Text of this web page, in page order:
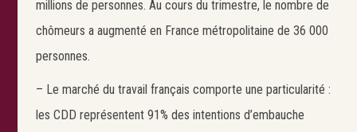
millions de personnes. Au cours du trimestre, le nombre de
chômeurs a augmenté en France métropolitaine de 36 000
personnes.
– Le marché du travail français comporte une particularité :
les CDD représentent 91% des intentions d’embauche